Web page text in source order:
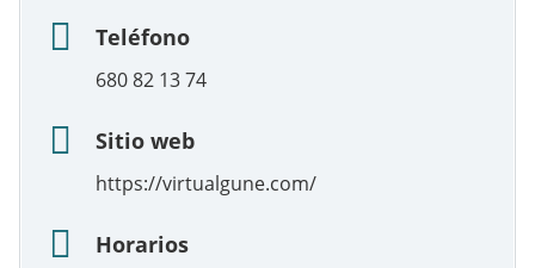
Teléfono
680 82 13 74
Sitio web
https://virtualgune.com/
Horarios